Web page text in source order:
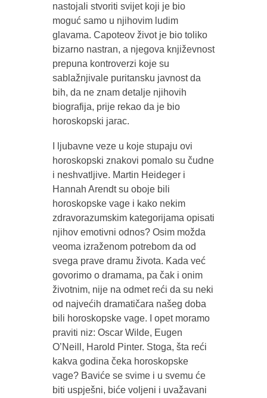
nastojali stvoriti svijet koji je bio
moguć samo u njihovim ludim
glavama. Capoteov život je bio toliko
bizarno nastran, a njegova književnost
prepuna kontroverzi koje su
sablažnjivale puritansku javnost da
bih, da ne znam detalje njihovih
biografija, prije rekao da je bio
horoskopski jarac.
I ljubavne veze u koje stupaju ovi
horoskopski znakovi pomalo su čudne
i neshvatljive. Martin Heideger i
Hannah Arendt su oboje bili
horoskopske vage i kako nekim
zdravorazumskim kategorijama opisati
njihov emotivni odnos? Osim možda
veoma izraženom potrebom da od
svega prave dramu života. Kada već
govorimo o dramama, pa čak i onim
životnim, nije na odmet reći da su neki
od najvećih dramatičara našeg doba
bili horoskopske vage. I opet moramo
praviti niz: Oscar Wilde, Eugen
O’Neill, Harold Pinter. Stoga, šta reći
kakva godina čeka horoskopske
vage? Baviće se svime i u svemu će
biti uspješni, biće voljeni i uvažavani